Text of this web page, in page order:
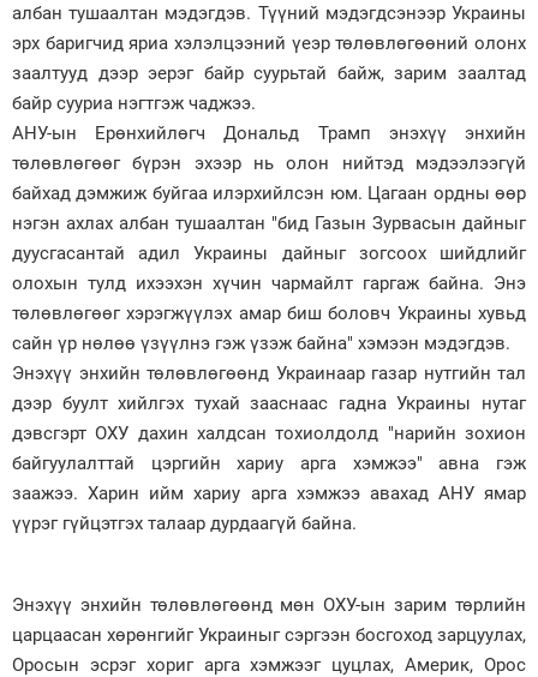
албан тушаалтан мэдэгдэв. Түүний мэдэгдсэнээр Украины
эрх баригчид яриа хэлэлцээний үеэр төлөвлөгөөний олонх
заалтууд дээр эерэг байр суурьтай байж, зарим заалтад
байр сууриа нэгтгэж чаджээ.
АНУ-ын Ерөнхийлөгч Дональд Трамп энэхүү энхийн
төлөвлөгөөг бүрэн эхээр нь олон нийтэд мэдээлээгүй
байхад дэмжиж буйгаа илэрхийлсэн юм. Цагаан ордны өөр
нэгэн ахлах албан тушаалтан "бид Газын Зурвасын дайныг
дуусгасантай адил Украины дайныг зогсоох шийдлийг
олохын тулд ихээхэн хүчин чармайлт гаргаж байна. Энэ
төлөвлөгөөг хэрэгжүүлэх амар биш боловч Украины хувьд
сайн үр нөлөө үзүүлнэ гэж үзэж байна" хэмээн мэдэгдэв.
Энэхүү энхийн төлөвлөгөөнд Украинаар газар нутгийн тал
дээр буулт хийлгэх тухай зааснаас гадна Украины нутаг
дэвсгэрт ОХУ дахин халдсан тохиолдолд "нарийн зохион
байгуулалттай цэргийн хариу арга хэмжээ" авна гэж
заажээ. Харин ийм хариу арга хэмжээ авахад АНУ ямар
үүрэг гүйцэтгэх талаар дурдаагүй байна.
Энэхүү энхийн төлөвлөгөөнд мөн ОХУ-ын зарим төрлийн
царцаасан хөрөнгийг Украиныг сэргээн босгоход зарцуулах,
Оросын эсрэг хориг арга хэмжээг цуцлах, Америк, Орос